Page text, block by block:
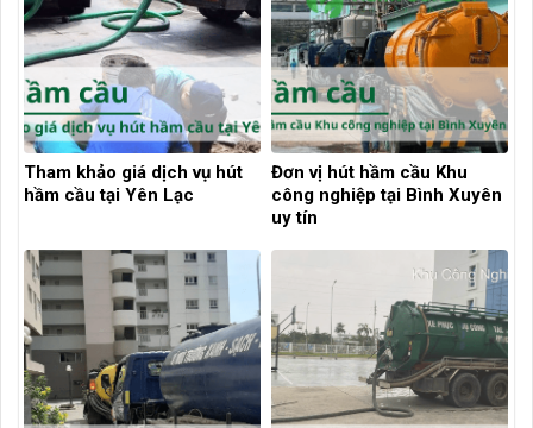
Tham khảo giá dịch vụ hút
hầm cầu tại Yên Lạc
Đơn vị hút hầm cầu Khu
công nghiệp tại Bình Xuyên
uy tín